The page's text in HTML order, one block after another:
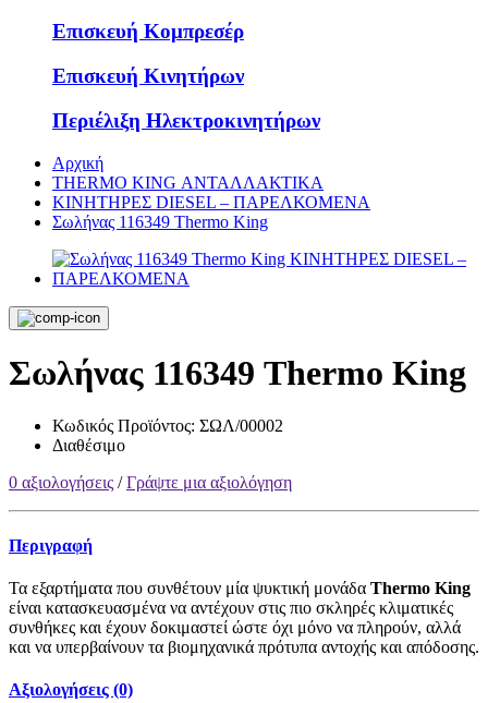
Επισκευή Κομπρεσέρ
Επισκευή Κινητήρων
Περιέλιξη Ηλεκτροκινητήρων
Αρχική
THERMO KING ΑΝΤΑΛΛΑΚΤΙΚΑ
KΙΝΗΤΗΡΕΣ DIESEL – ΠΑΡΕΛΚΟΜΕΝΑ
Σωλήνας 116349 Thermo King
Σωλήνας 116349 Thermo King
Κωδικός Προϊόντος: ΣΩΛ/00002
Διαθέσιμο
0 αξιολογήσεις /Γράψτε μια αξιολόγηση
Περιγραφή
Τα εξαρτήματα που συνθέτουν μία ψυκτική μονάδα Thermo King
είναι κατασκευασμένα να αντέχουν στις πιο σκληρές κλιματικές
συνθήκες και έχουν δοκιμαστεί ώστε όχι μόνο να πληρούν, αλλά
και να υπερβαίνουν τα βιομηχανικά πρότυπα αντοχής και απόδοσης.
Αξιολογήσεις (0)